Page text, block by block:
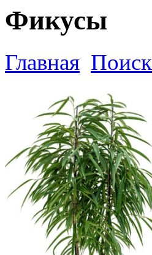
Фикусы
Главная Поиск